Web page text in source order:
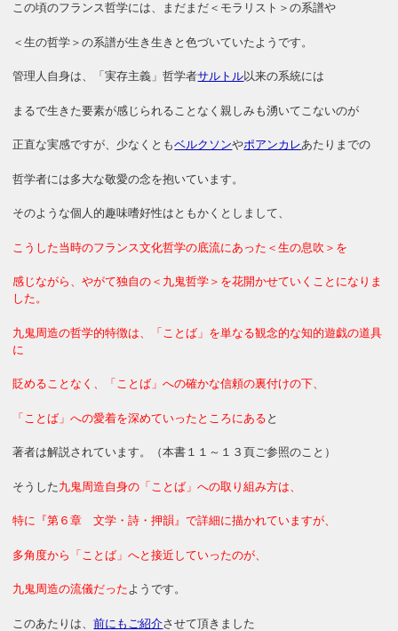
この頃のフランス哲学には、まだまだ＜モラリスト＞の系譜や
＜生の哲学＞の系譜が生き生きと色づいていたようです。
管理人自身は、「実存主義」哲学者サルトル以来の系統には
まるで生きた要素が感じられることなく親しみも湧いてこないのが
正直な実感ですが、少なくともベルクソンやポアンカレあたりまでの
哲学者には多大な敬愛の念を抱いています。
そのような個人的趣味嗜好性はともかくとしまして、
こうした当時のフランス文化哲学の底流にあった＜生の息吹＞を
感じながら、やがて独自の＜九鬼哲学＞を花開かせていくことになりま
した。
九鬼周造の哲学的特徴は、「ことば」を単なる観念的な知的遊戯の道具
に
貶めることなく、「ことば」への確かな信頼の裏付けの下、
「ことば」への愛着を深めていったところにある と
著者は解説されています。（本書１１～１３頁ご参照のこと）
そうした九鬼周造自身の「ことば」への取り組み方は、
特に『第６章 文学・詩・押韻』で詳細に描かれていますが、
多角度から「ことば」へと接近していったのが、
九鬼周造の流儀だったようです。
このあたりは、前にもご紹介させて頂きました